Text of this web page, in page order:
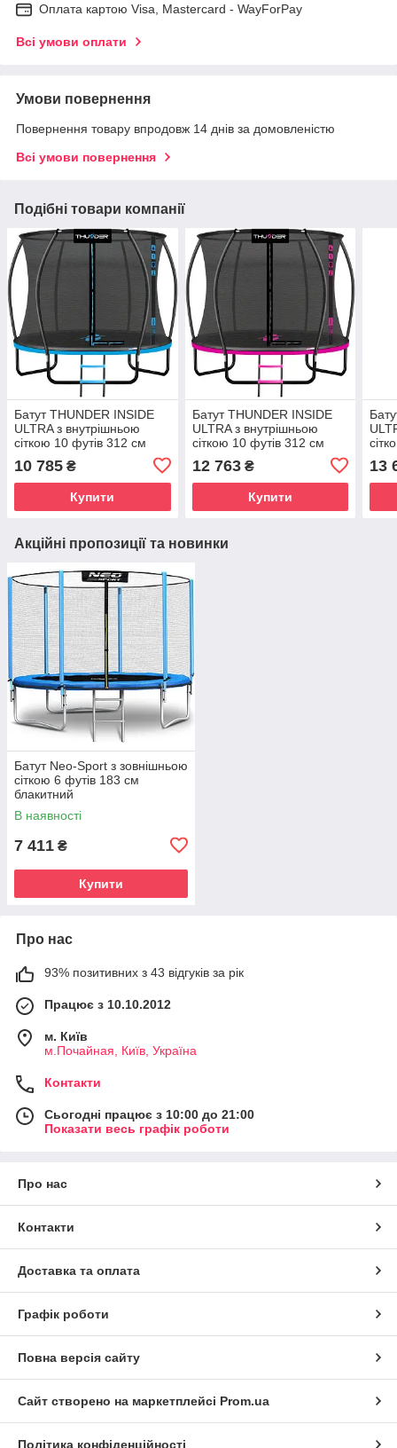
Оплата картою Visa, Mastercard - WayForPay
Всі умови оплати
Умови повернення
Повернення товару впродовж 14 днів за домовленістю
Всі умови повернення
Подібні товари компанії
Батут THUNDER INSIDE
ULTRA з внутрішньою
сіткою 10 футів 312 см
10 785 ₴
Купити
Батут THUNDER INSIDE
ULTRA з внутрішньою
сіткою 10 футів 312 см
12 763₴
Купити
13
Акційні пропозиції та новинки
Батут Neo-Sport з зовнішньою
сіткою 6 футів 183 см
блакитний
В наявності
7 411 ₴
Купити
Про нас
93% позитивних з 43 відгуків за рік
Працює з 10.10.2012
м. Київ
м.Почайная, Київ, Україна
Контакти
Сьогодні працює з 10:00 до 21:00
Показати весь графік роботи
Про нас
Контакти
Доставка та оплата
Графік роботи
Повна версія сайту
Сайт створено на маркетплейсі Prom.ua
Політика конфіденційності